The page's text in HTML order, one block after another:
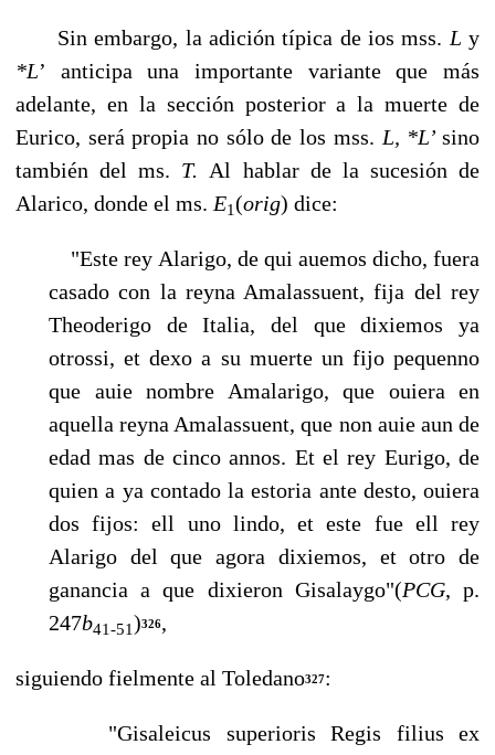
Sin embargo, la adición típica de ios mss. Ly
*L’ anticipa una importante variante que más
adelante, en la sección posterior a la muerte de
Eurico, será propia no sólo de los mss. L, *L’sino
también del ms. T. Al hablar de la sucesión de
Alarico, donde el ms. E1(orig) dice:
"Este rey Alarigo, de qui auemos dicho, fuera
casado con la reyna Amalassuent, fija del rey
Theoderigo de Italia, del que dixiemos ya
otrossi, et dexo a su muerte un fijo pequenno
que auie nombre Amalarigo, que ouiera en
aquella reyna Amalassuent, que non auie aun de
edad mas de cinco annos. Et el rey Eurigo, de
quien a ya contado la estoria ante desto, ouiera
dos fijos: ell uno lindo, et este fue ell rey
Alarigo del que agora dixiemos, et otro de
ganancia a que dixieron Gisalaygo"(PCG, p.
247b41-51)326,
siguiendo fielmente al Toledano327:
"Gisaleicus superioris Regis filius ex